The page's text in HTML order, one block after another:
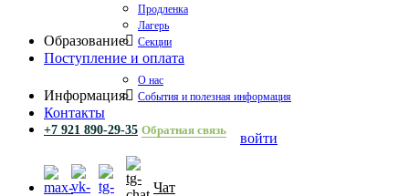
Образование
Продленка
Лагерь
Секции
Поступление и оплата
Информация
О нас
События и полезная информация
Контакты
+7 921 890-29-35 Обратная связь
войти
Чат